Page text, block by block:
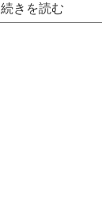
続きを読む